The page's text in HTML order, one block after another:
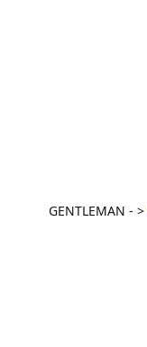
GENTLEMAN -